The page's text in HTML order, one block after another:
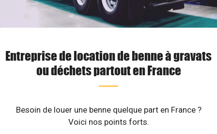
Entreprise de location de benne à gravats
ou déchets partout en France
Besoin de louer une benne quelque part en France ?
Voici nos points forts.